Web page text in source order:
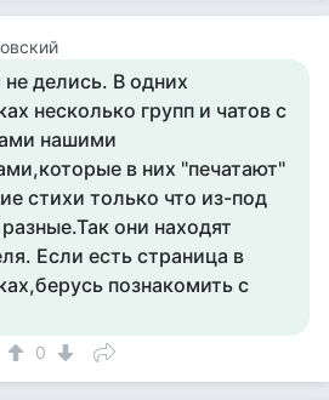
делись. В одних
несколько групп и чатов с
нашими
в них "печатают"
стихи только что из-под
они находят
Если есть страница в
познакомить с
0